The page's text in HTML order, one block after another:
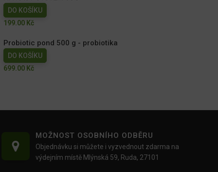
DO KOŠÍKU
199.00 Kč
Probiotic pond 500 g - probiotika
DO KOŠÍKU
699.00 Kč
MOŽNOST OSOBNÍHO ODBĚRU
Objednávku si můžete i vyzvednout zdarma na
výdejním místě Mlýnská 59, Ruda, 27101